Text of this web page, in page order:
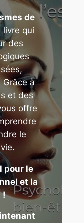
de
qui
des
Grâce à
et des
offre
le
pour le
et la
!